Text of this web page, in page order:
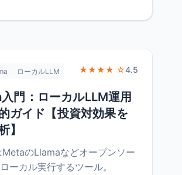
ローカルLLM ★★★★ ☆4.5
門：ローカルLLM運用
ガイド【投資対効果を
】
のLlamaなどオープンソー
ーカル実行するツール。